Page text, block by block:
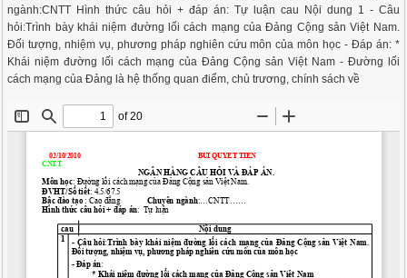
ngành:CNTT Hình thức câu hỏi + đáp án: Tự luận cau Nội dung 1 - Câu
hỏi:Trình bày khái niệm đường lối cách mạng của Đảng Cộng sản Việt Nam.
Đối tượng, nhiệm vụ, phương pháp nghiên cứu môn của môn học - Đáp án: *
Khái niệm đường lối cách mạng của Đảng Cộng sản Việt Nam - Đường lối
cách mạng của Đảng là hệ thống quan điểm, chủ trương, chính sách về